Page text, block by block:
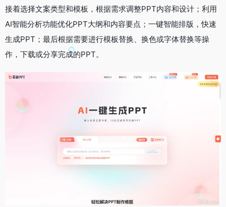
接着选择文案类型和模板，根据需求调整PPT内容和设计；利用
AI智能分析功能优化PPT大纲和内容要点；一键智能排版，快速
生成PPT；最后根据需要进行模板替换、换色或字体替换等操
作，下载或分享完成的PPT。